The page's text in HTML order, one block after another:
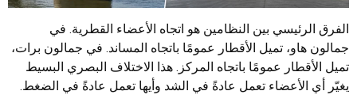
الفرق الرئيسي بين النظامين هو اتجاه الأعضاء القطرية. في
جمالون هاو، تميل الأقطار عمومًا باتجاه المساند. في جمالون برات،
تميل الأقطار عمومًا باتجاه المركز. هذا الاختلاف البصري البسيط
يغيّر أي الأعضاء تعمل عادةً في الشد وأيها تعمل عادةً في الضغط.